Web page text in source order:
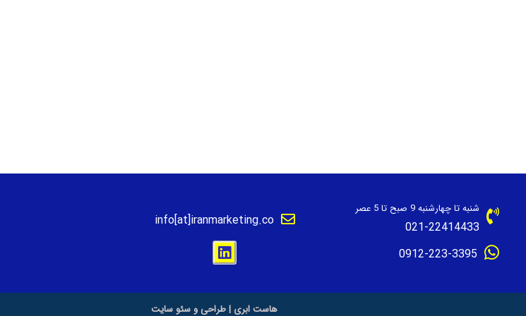
شنبه تا چهارشنبه 9 صبح تا 5 عصر
021-22414433
0912-223-3395
info[at]iranmarketing.co
هاست ابری |طراحی و سئو سایت